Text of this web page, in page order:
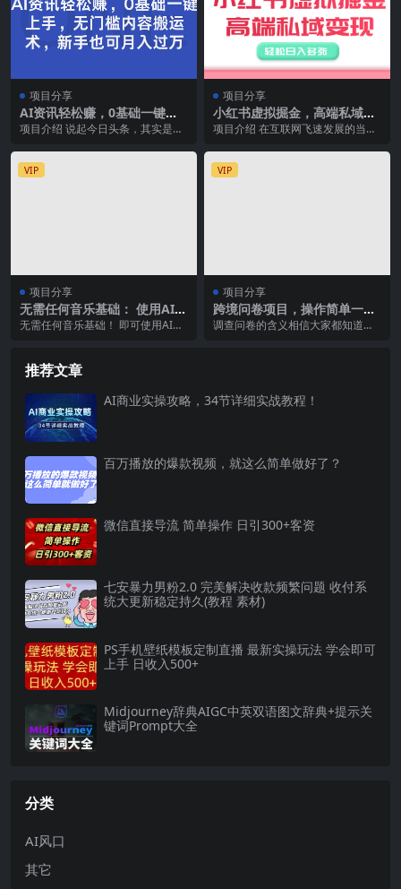
项目分享
AI资讯轻松赚，0基础一键上
手，无门槛内容搬运术，新手
项目介绍 说起今日头条，其实是个
我们生活中，头条...
项目分享
小红书虚拟掘金，高端私域变
现，轻松日入多张
项目介绍 在互联网飞速发展的当
想象，不管是学生党急...
VIP
项目分享
无需任何音乐基础： 使用AI软
件制作Lofi Hip Hop Chill M
无需任何音乐基础！ 即可使用AI软
VIP
项目分享
跨境问卷项目，操作简单一天
稳定100美刀，每个月能挣1-3
调查问卷的含义相信大家都知道，
推荐文章
AI商业实操攻略，34节详细实战教程！
百万播放的爆款视频，就这么简单做好了？
微信直接导流 简单操作 日引300+客资
七安暴力男粉2.0 完美解决收款频繁问题 收付系
统大更新稳定持久(教程 素材)
PS手机壁纸模板定制直播 最新实操玩法 学会即可
上手 日收入500+
Midjourney辞典AIGC中英双语图文辞典+提示关
键词Prompt大全
分类
AI风口
其它